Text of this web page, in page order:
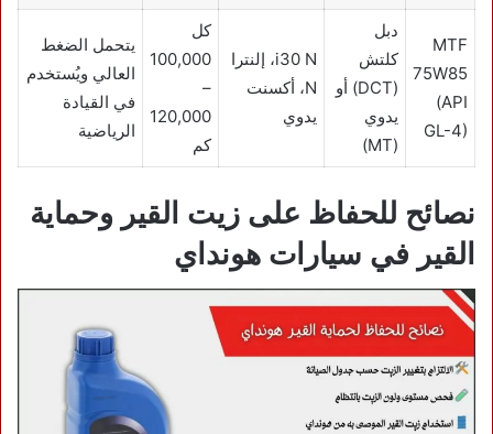
MTF
75W85
(API
GL-4)
دبل
كلتش
(DCT) أو
يدوي
(MT)
i30 N، إلنترا
N، أكسنت
يدوي
كل
100,000
–
120,000
كم
يتحمل الضغط
العالي ويُستخدم
في القيادة
الرياضية
نصائح للحفاظ على زيت القير وحماية
القير في سيارات هونداي